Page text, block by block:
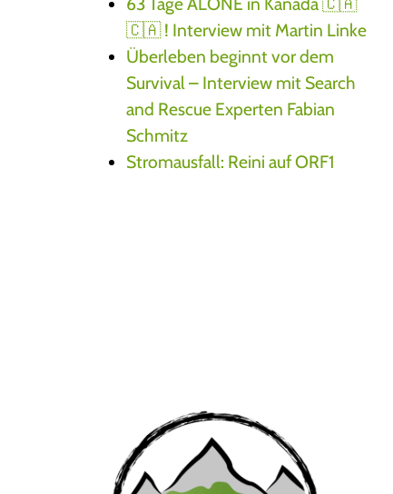
🇨🇦 ! Interview mit Martin Linke
Überleben beginnt vor dem
Survival – Interview mit Search
and Rescue Experten Fabian
Schmitz
Stromausfall: Reini auf ORF1